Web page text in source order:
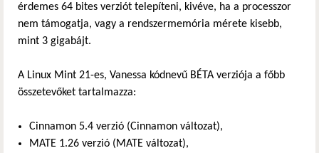
érdemes 64 bites verziót telepíteni, kivéve, ha a processzor
nem támogatja, vagy a rendszermemória mérete kisebb,
mint 3 gigabájt.
A Linux Mint 21-es, Vanessa kódnevű BÉTA verziója a főbb
összetevőket tartalmazza:
Cinnamon 5.4 verzió (Cinnamon változat),
MATE 1.26 verzió (MATE változat),